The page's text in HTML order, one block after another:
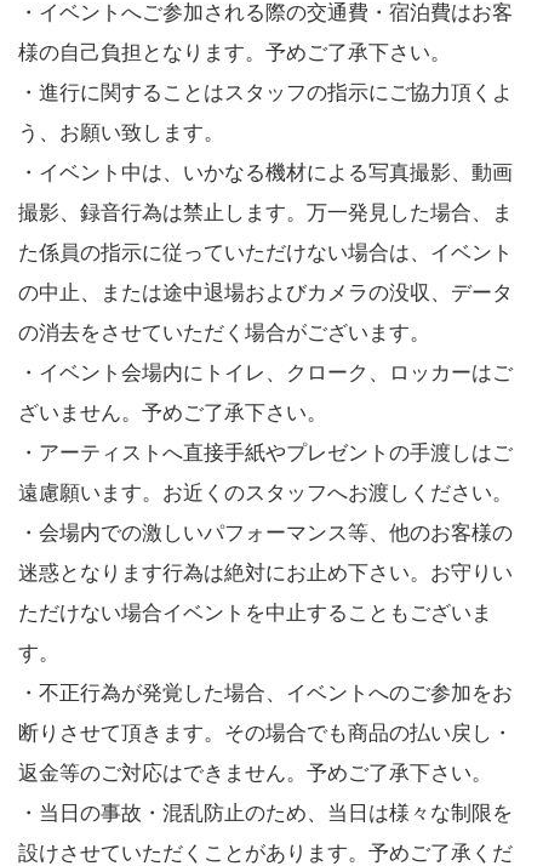
・イベントへご参加される際の交通費・宿泊費はお客
様の自己負担となります。予めご了承下さい。
・進行に関することはスタッフの指示にご協力頂くよ
う、お願い致します。
・イベント中は、いかなる機材による写真撮影、動画
撮影、録音行為は禁止します。万一発見した場合、ま
た係員の指示に従っていただけない場合は、イベント
の中止、または途中退場およびカメラの没収、データ
の消去をさせていただく場合がございます。
・イベント会場内にトイレ、クローク、ロッカーはご
ざいません。予めご了承下さい。
・アーティストへ直接手紙やプレゼントの手渡しはご
遠慮願います。お近くのスタッフへお渡しください。
・会場内での激しいパフォーマンス等、他のお客様の
迷惑となります行為は絶対にお止め下さい。お守りい
ただけない場合イベントを中止することもございま
す。
・不正行為が発覚した場合、イベントへのご参加をお
断りさせて頂きます。その場合でも商品の払い戻し・
返金等のご対応はできません。予めご了承下さい。
・当日の事故・混乱防止のため、当日は様々な制限を
設けさせていただくことがあります。予めご了承くだ